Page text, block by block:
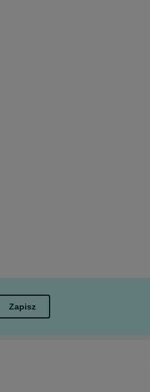
Zapisz